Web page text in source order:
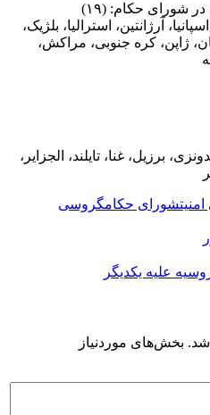
شورای حکام: (۱۹)
آرژانتین، استرالیا، بلژیک،
ژاپن، کره جنوبی، مراکش،
برزیل، غنا، تایلند، الجزایر،
شورای حکامگروسی
علیه یکدیگر
شد. بخش‌های موردنیاز